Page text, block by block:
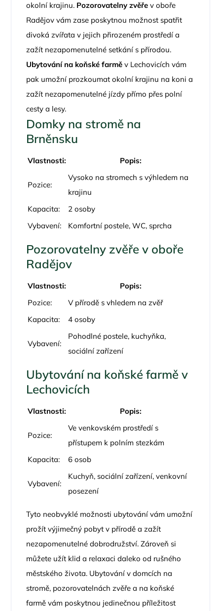
okolní krajinu. Pozorovatelny zvěře v oboře
Radějov vám zase poskytnou možnost spatřit
divoká zvířata v jejich přirozeném prostředí a
zažít nezapomenutelné setkání s přírodou.
Ubytování na koňské farmě v Lechovicích vám
pak umožní prozkoumat okolní krajinu na koni a
zažít nezapomenutelné jízdy přímo přes polní
cesty a lesy.
Domky na stromě na
Brněnsku
Vlastnosti: Popis:
Pozice:
Vysoko na stromech s výhledem na
krajinu
Kapacita:
2 osoby
Vybavení:
Komfortní postele, WC, sprcha
Pozorovatelny zvěře v oboře
Radějov
Vlastnosti:
Popis:
Pozice:
V přírodě s vhledem na zvěř
Kapacita:
4 osoby
Vybavení:
Pohodlné postele, kuchyňka,
sociální zařízení
Ubytování na koňské farmě v
Lechovicích
Vlastnosti: Popis:
Pozice:
Ve venkovském prostředí s
přístupem k polním stezkám
Kapacita:
6 osob
Vybavení:
Kuchyň, sociální zařízení, venkovní
posezení
Tyto neobvyklé možnosti ubytování vám umožní
prožít výjimečný pobyt v přírodě a zažít
nezapomenutelné dobrodružství. Zároveň si
můžete užít klid a relaxaci daleko od rušného
městského života. Ubytování v domcích na
stromě, pozorovatelnách zvěře a na koňské
farmě vám poskytnou jedinečnou příležitost